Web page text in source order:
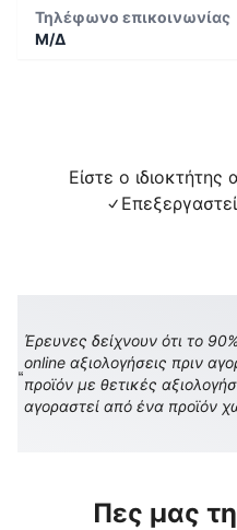
Τηλέφωνο επικοινωνίας
Μ/Δ
Είστε ο ιδιοκτήτης
Έρευνες δείχνουν ότι το
online αξιολογήσεις πριν
προϊόν με θετικές
αγοραστεί από ένα προϊόν
Πες μας